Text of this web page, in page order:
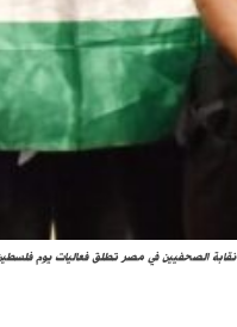
نقابة الصحفيين في مصر تطلق فعاليات يوم